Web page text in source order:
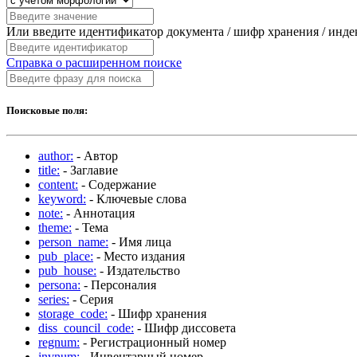
Или введите идентификатор документа / шифр хранения /
Справка о расширенном поиске
Поисковые поля:
author: - Автор
title: - Заглавие
content: - Содержание
keyword: - Ключевые слова
note: - Аннотация
theme: - Тема
person_name: - Имя лица
pub_place: - Место издания
pub_house: - Издательство
persona: - Персоналия
series: - Серия
storage_code: - Шифр хранения
diss_council_code: - Шифр диссовета
regnum: - Регистрационный номер